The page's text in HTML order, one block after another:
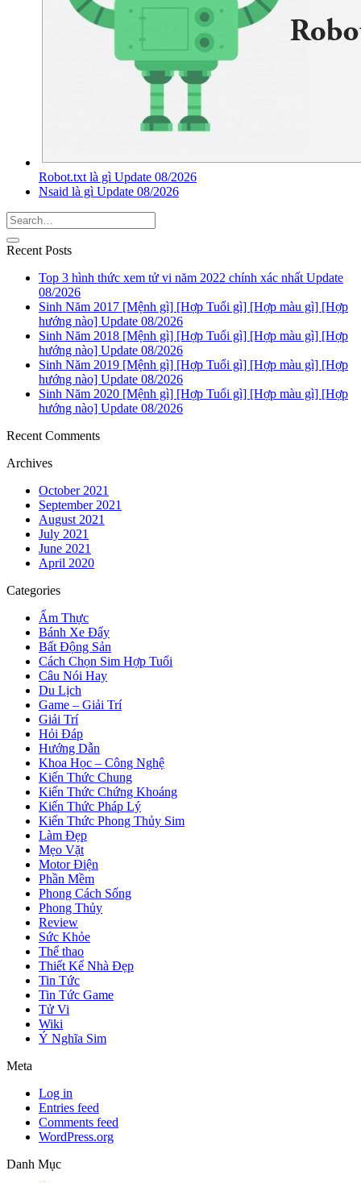
Robot.txt là gì Update 08/2026
Nsaid là gì Update 08/2026
Recent Posts
Top 3 hình thức xem tử vi năm 2022 chính xác nhất Update
08/2026
Sinh Năm 2017 [Mệnh gì] [Hợp Tuổi gì] [Hợp màu gì] [Hợp
hướng nào] Update 08/2026
Sinh Năm 2018 [Mệnh gì] [Hợp Tuổi gì] [Hợp màu gì] [Hợp
hướng nào] Update 08/2026
Sinh Năm 2019 [Mệnh gì] [Hợp Tuổi gì] [Hợp màu gì] [Hợp
hướng nào] Update 08/2026
Sinh Năm 2020 [Mệnh gì] [Hợp Tuổi gì] [Hợp màu gì] [Hợp
hướng nào] Update 08/2026
Recent Comments
Archives
October 2021
September 2021
August 2021
July 2021
June 2021
April 2020
Categories
Ẩm Thực
Bánh Xe Đẩy
Bất Động Sản
Cách Chọn Sim Hợp Tuổi
Câu Nói Hay
Du Lịch
Game – Giải Trí
Giải Trí
Hỏi Đáp
Hướng Dẫn
Khoa Học – Công Nghệ
Kiến Thức Chung
Kiến Thức Chứng Khoáng
Kiến Thức Pháp Lý
Kiến Thức Phong Thủy Sim
Làm Đẹp
Mẹo Vặt
Motor Điện
Phần Mềm
Phong Cách Sống
Phong Thủy
Review
Sức Khỏe
Thể thao
Thiết Kế Nhà Đẹp
Tin Tức
Tin Tức Game
Tử Vi
Wiki
Ý Nghĩa Sim
Meta
Log in
Entries feed
Comments feed
WordPress.org
Danh Mục